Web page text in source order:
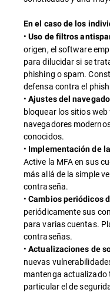
En el caso de los
•Uso de filtros
origen, el software
para dilucidar si se
phishing o spam.
defensa contra el
•Ajustes del
bloquear los sitios
navegadores
conocidos.
• Implementación de
Active la MFA en sus
más allá de la simple
contraseña.
•Cambios periódicos
periódicamente sus
para varias cuentas.
contraseñas.
•Actualizaciones de
nuevas
mantenga actualizado
particular el de